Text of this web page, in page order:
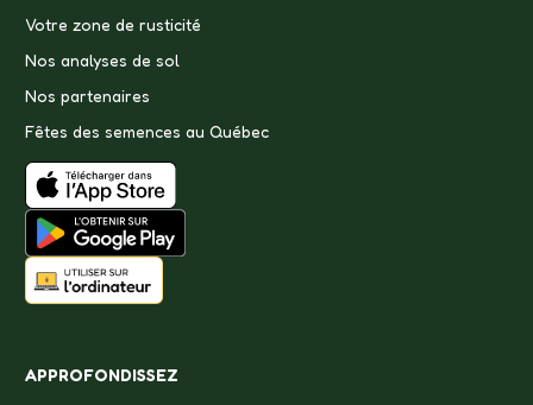
Votre zone de rusticité
Nos analyses de sol
Nos partenaires
Fêtes des semences au Québec
APPROFONDISSEZ